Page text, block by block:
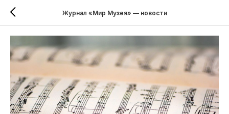
Журнал «Мир Музея» — новости